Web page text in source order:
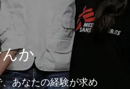
か
あなたの経験が求め